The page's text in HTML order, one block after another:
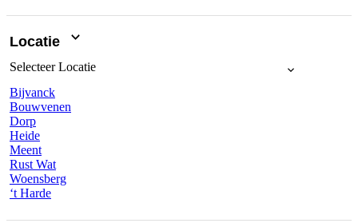
Locatie
SelecteerLocatie
Bijvanck
Bouwvenen
Dorp
Heide
Meent
Rust Wat
Woensberg
‘t Harde